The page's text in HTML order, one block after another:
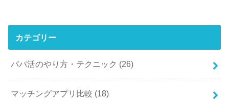
カテゴリー
パパ活のやり方・テクニック (26)
マッチングアプリ比較 (18)